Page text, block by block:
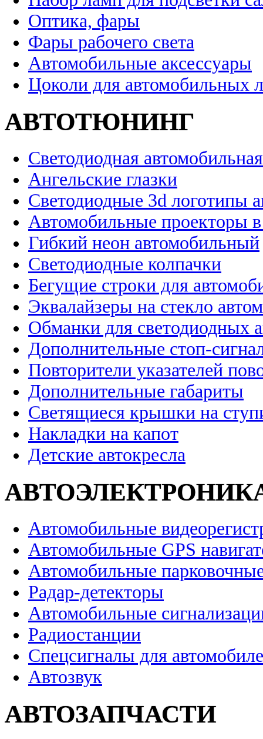
Оптика, фары
Фары рабочего света
Автомобильные аксессуары
Цоколи для автомобильных
АВТОТЮНИНГ
Светодиодная
Ангельские глазки
Светодиодные 3d логотипы
Автомобильные проекторы
Гибкий неон автомобильный
Светодиодные колпачки
Бегущие строки для
Эквалайзеры на стекло
Обманки для светодиодных
Дополнительные стоп-
Повторители указателей
Дополнительные габариты
Светящиеся крышки на
Накладки на капот
Детские автокресла
Автомобильные
Автомобильные GPS
Автомобильные
Радар-детекторы
Автомобильные
Радиостанции
Спецсигналы для
Автозвук
АВТОЗАПЧАСТИ